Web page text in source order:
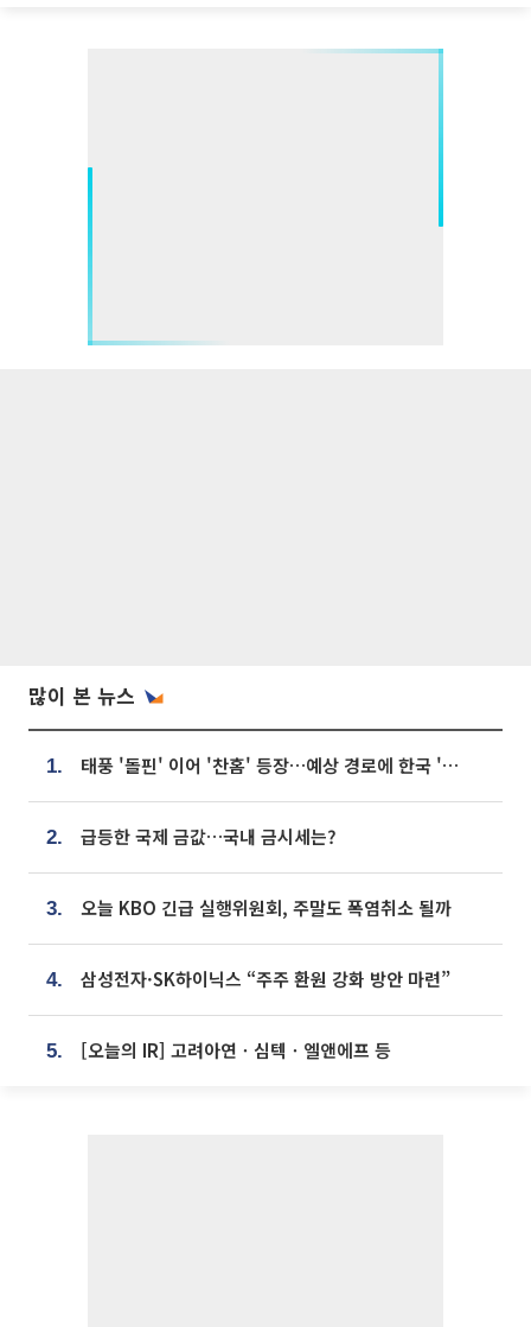
많이 본 뉴스
1. 태풍 '돌핀' 이어 '찬홈' 등장…예상 경로에 한국 '한숨'
2. 급등한 국제 금값…국내 금시세는?
3. 오늘 KBO 긴급 실행위원회, 주말도 폭염취소 될까
4. 삼성전자·SK하이닉스 “주주 환원 강화 방안 마련”
5. [오늘의 IR] 고려아연ㆍ심텍ㆍ엘앤에프 등